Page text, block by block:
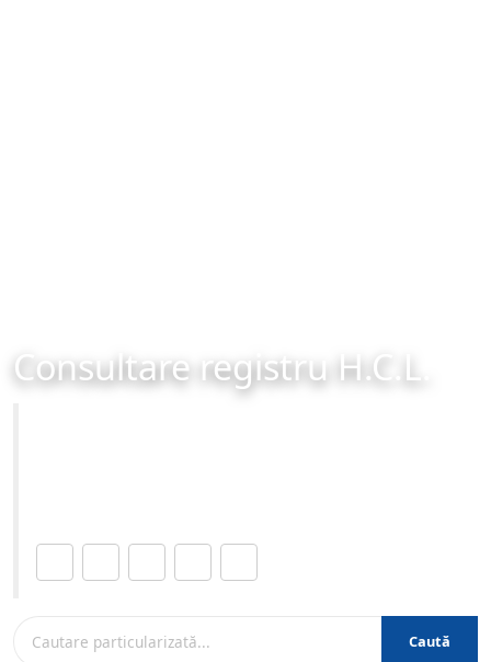
Consultare registru H.C.L.
Caută